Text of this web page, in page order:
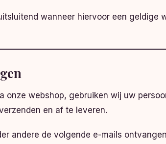
wanneer hiervoor een geldige
onze webshop, gebruiken wij uw
en af te leveren.
andere de volgende e-mails